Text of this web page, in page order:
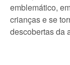
emblemático,
crianças e se
descobertas da